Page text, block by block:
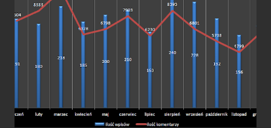
- YouTube w wydaniu Metro TouchXplorer - eksplorator
plików na WP7 TouchXperience - "nakładka" na
standardowy kafelkowaty interface Windows Phone Device
Manager - zamiennik (rozszerzenie) Zune na PC Zachęcam
aplikacją jest Folders, który um...